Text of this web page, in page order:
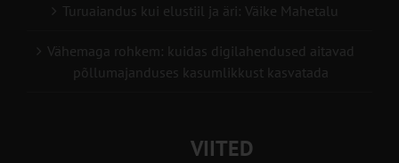
Turuaiandus kui elustiil ja äri: Väike Mahetalu
Vähemaga rohkem: kuidas digilahendused aitavad
põllumajanduses kasumlikkust kasvatada
VIITED